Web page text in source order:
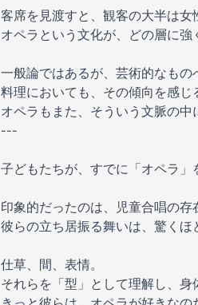
客席を見渡すと、観客の大半は女
オペラという文化が、どの層に強
一般論ではあるが、芸術的なも
料理においても、その傾向を感じ
オペラもまた、そういう文脈の中
---
子どもたちが、すでに「オペラ」
印象的だったのは、児童合唱の存
彼らの立ち居振る舞いは、驚くほ
仕草、間、表情。
それらを「型」として理解し、身